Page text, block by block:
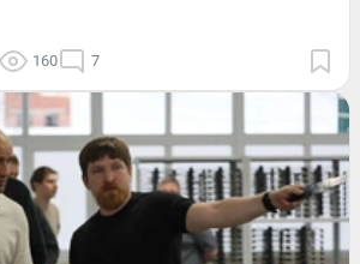
160 7